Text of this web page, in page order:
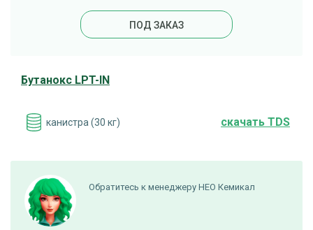
ПОД ЗАКАЗ
Бутанокс LPT-IN
канистра (30 кг) cкачать TDS
Бутанокс М 50
Обратитесь к менеджеру НЕО Кемикал